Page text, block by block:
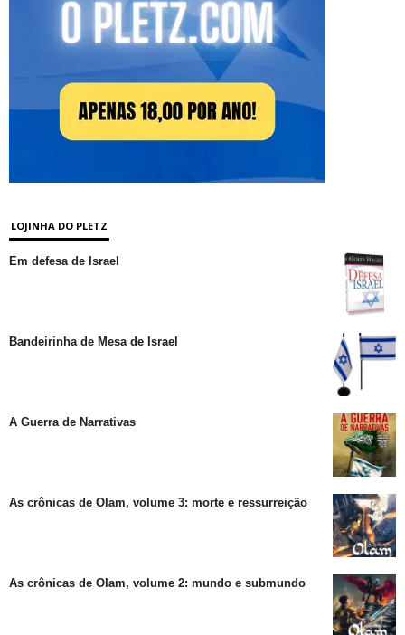
LOJINHA DO PLETZ
Em defesa de Israel
Bandeirinha de Mesa de Israel
A Guerra de Narrativas
As crônicas de Olam, volume 3: morte e ressurreição
As crônicas de Olam, volume 2: mundo e submundo